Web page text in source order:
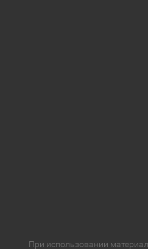
При использовании